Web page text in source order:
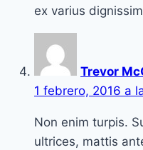
ex varius
Trevor
1 febrero, 2016 a
Non enim turpis.
ultrices, mattis